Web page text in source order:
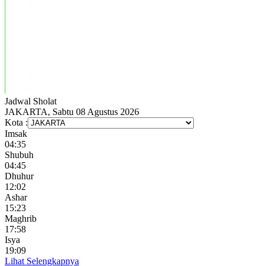
Jadwal Sholat
JAKARTA, Sabtu 08 Agustus 2026
Kota :
Imsak
04:35
Shubuh
04:45
Dhuhur
12:02
Ashar
15:23
Maghrib
17:58
Isya
19:09
Lihat Selengkapnya